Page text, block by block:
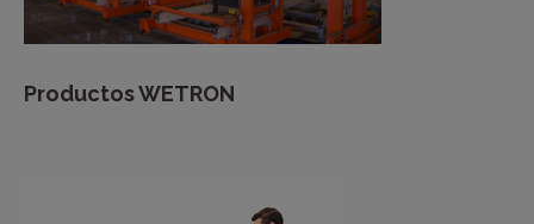
Productos WETRON